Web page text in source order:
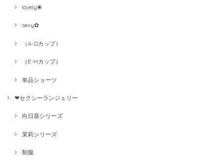
lovely❀
sexy✿
（A-Dカップ）
（E-Hカップ）
単品ショーツ
❤セクシーランジェリー
向日葵シリーズ
茉莉シリーズ
制服